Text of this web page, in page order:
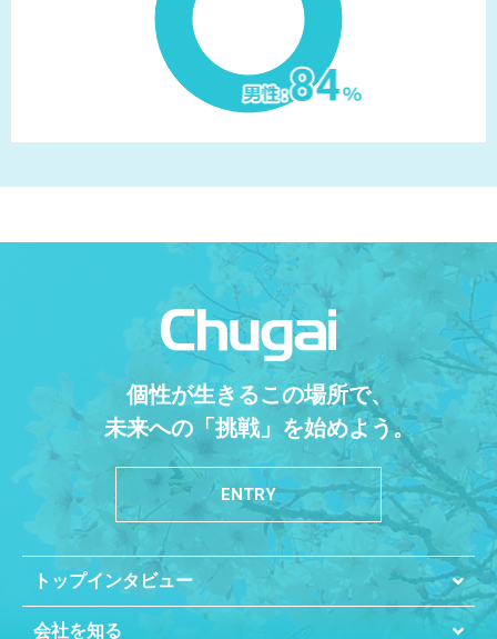
個性が生きるこの場所で、
未来への「挑戦」を始めよう。
ENTRY
トップインタビュー
会社を知る